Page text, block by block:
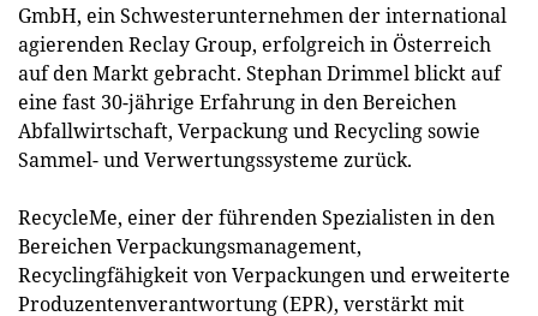
GmbH, ein Schwesterunternehmen der international
agierenden Reclay Group, erfolgreich in Österreich
auf den Markt gebracht. Stephan Drimmel blickt auf
eine fast 30-jährige Erfahrung in den Bereichen
Abfallwirtschaft, Verpackung und Recycling sowie
Sammel- und Verwertungssysteme zurück.
RecycleMe, einer der führenden Spezialisten in den
Bereichen Verpackungsmanagement,
Recyclingfähigkeit von Verpackungen und erweiterte
Produzentenverantwortung (EPR), verstärkt mit